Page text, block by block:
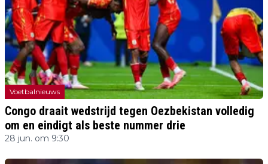
Voetbalnieuws
Congo draait wedstrijd tegen Oezbekistan volledig
om en eindigt als beste nummer drie
28 jun. om 9:30